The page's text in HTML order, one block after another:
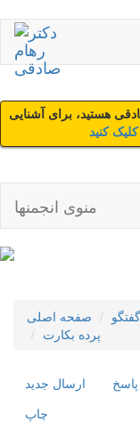
هستید، برای آشنایی
کلیک کنید
منوی انجمنها
صفحه اصلی
پرده بکارت
ارسال جديد
چاپ